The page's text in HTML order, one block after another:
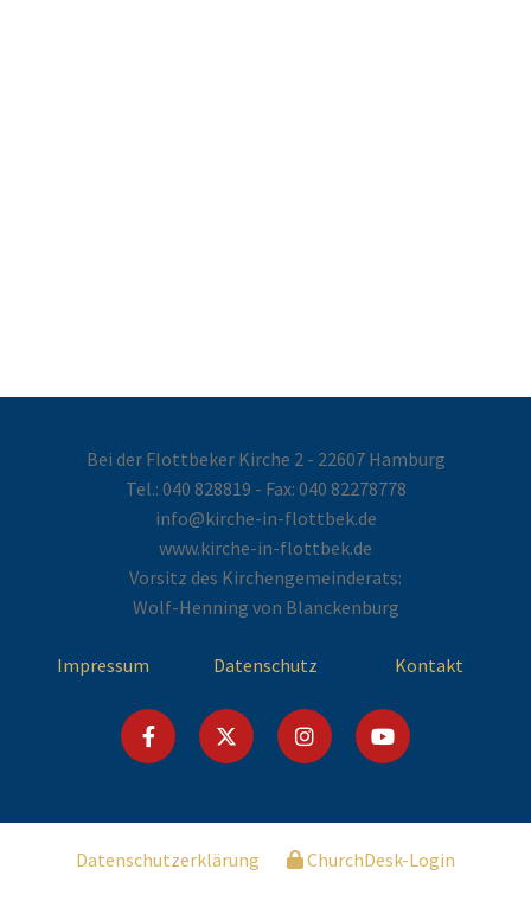
Bei der Flottbeker Kirche 2 - 22607 Hamburg
Tel.: 040 828819 - Fax: 040 82278778
info@kirche-in-flottbek.de
www.kirche-in-flottbek.de
Vorsitz des Kirchengemeinderats:
Wolf-Henning von Blanckenburg
Impressum Datenschutz Kontakt
Datenschutzerklärung ChurchDesk-Login